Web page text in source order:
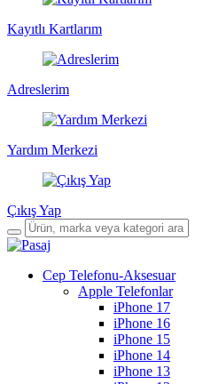
Kayıtlı Kartlarım
Adreslerim
Yardım Merkezi
Çıkış Yap
Cep Telefonu-Aksesuar
Apple Telefonlar
iPhone 17
iPhone 16
iPhone 15
iPhone 14
iPhone 13